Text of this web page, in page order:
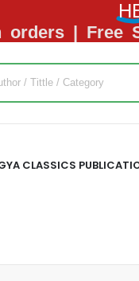
orders | Free
CLASSICS